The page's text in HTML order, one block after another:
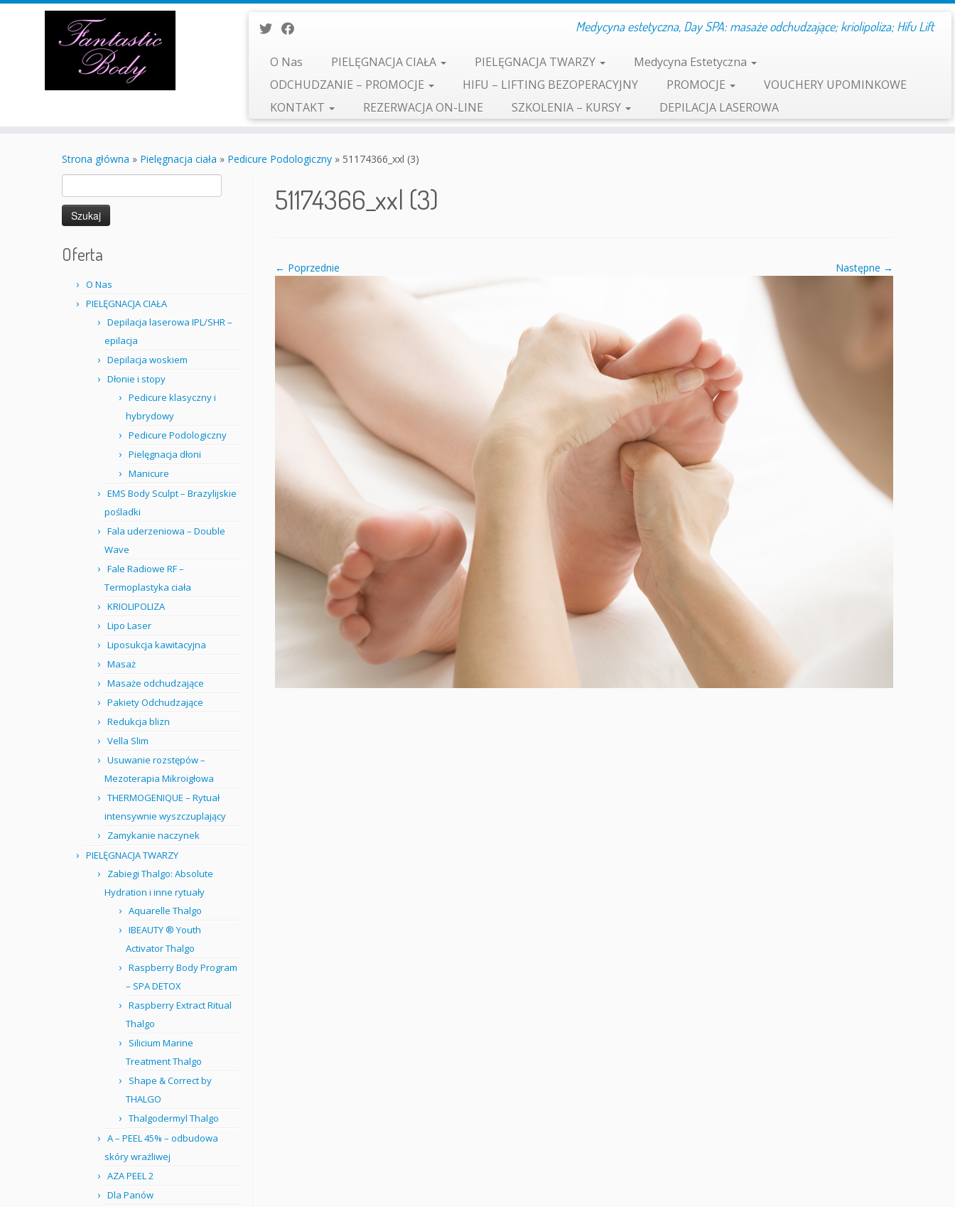
Medycyna estetyczna, Day SPA: masaże odchudzające; kriolipoliza; Hifu Lift
O Nas PIELĘGNACJA CIAŁA PIELĘGNACJA TWARZY
Medycyna Estetyczna
ODCHUDZANIE – PROMOCJE
HIFU – LIFTING BEZOPERACYJNY PROMOCJE
VOUCHERY UPOMINKOWE
KONTAKT
REZERWACJA ON-LINE SZKOLENIA – KURSY DEPILACJA LASEROWA
Strona główna » Pielęgnacja ciała » Pedicure Podologiczny » 51174366_xxl (3)
Oferta
O Nas
PIELĘGNACJA CIAŁA
Depilacja laserowa IPL/SHR –
epilacja
Depilacja woskiem
Dłonie i stopy
Pedicure klasyczny i
hybrydowy
Pedicure Podologiczny
Pielęgnacja dłoni
Manicure
EMS Body Sculpt – Brazylijskie
pośladki
Fala uderzeniowa – Double
Wave
Fale Radiowe RF –
Termoplastyka ciała
KRIOLIPOLIZA
Lipo Laser
Liposukcja kawitacyjna
Masaż
Masaże odchudzające
Pakiety Odchudzające
Redukcja blizn
Vella Slim
Usuwanie rozstępów –
Mezoterapia Mikroigłowa
THERMOGENIQUE – Rytuał
intensywnie wyszczuplający
Zamykanie naczynek
PIELĘGNACJA TWARZY
Zabiegi Thalgo: Absolute
Hydration i inne rytuały
Aquarelle Thalgo
IBEAUTY ® Youth
Activator Thalgo
Raspberry Body Program
– SPA DETOX
Raspberry Extract Ritual
Thalgo
Silicium Marine
Treatment Thalgo
Shape & Correct by
THALGO
Thalgodermyl Thalgo
A – PEEL 45% – odbudowa
skóry wrażliwej
AZA PEEL 2
Dla Panów
51174366_xxl (3)
← Poprzednie Następne →